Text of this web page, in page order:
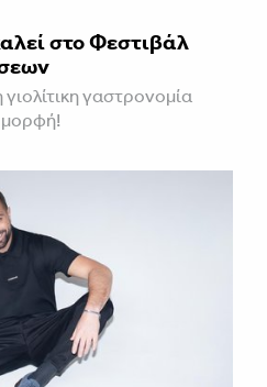
στο Φεστιβάλ
γαστρονομία
μορφή!